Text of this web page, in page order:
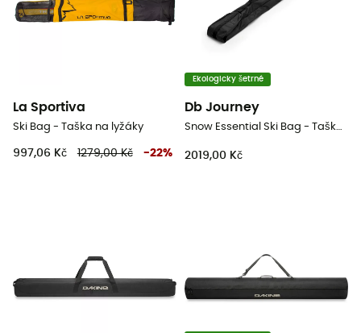
La Sportiva
Ski Bag - Taška na lyžáky
997,06 Kč 1279,00 Kč -22%
Ekologicky šetrné
Db Journey
Snow Essential Ski Bag - Taška na lyžáky
2019,00 Kč